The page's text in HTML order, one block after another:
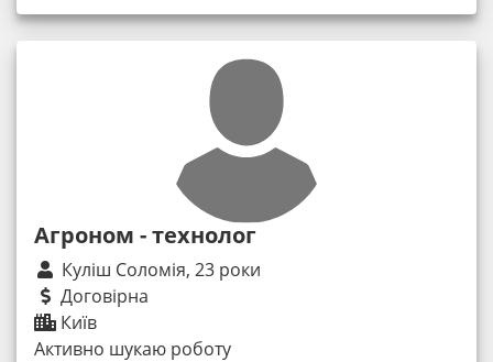
Агроном - технолог
Куліш Соломія, 23 роки
Договірна
Київ
Активно шукаю роботу